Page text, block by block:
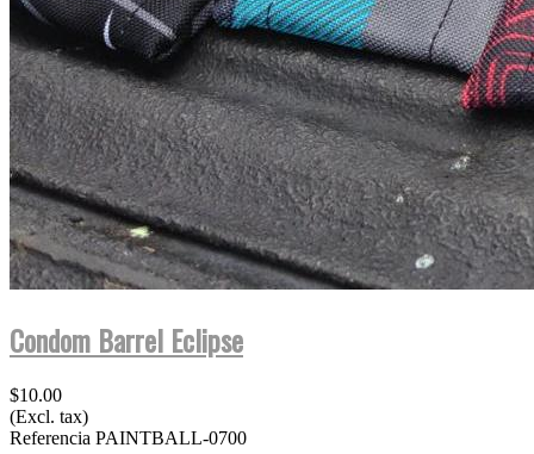
Condom Barrel Eclipse
$10.00
(Excl. tax)
Referencia PAINTBALL-0700